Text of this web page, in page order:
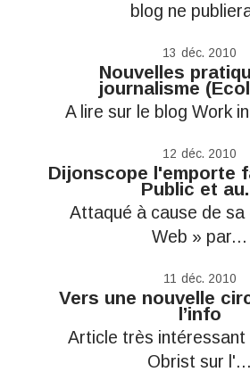
blog ne
13 déc. 2010
Nouvelles
journalisme
A lire sur le blog Work
12 déc. 2010
Dijonscope l'emporte
Public et
Attaqué à cause de sa
Web » par...
11 déc. 2010
Vers une nouvelle
l’info
Article très intéressant
Obrist sur l'...